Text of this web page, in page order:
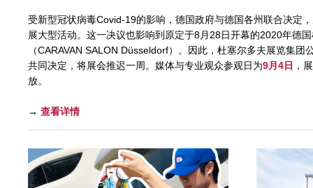
受新型冠状病毒Covid-19的影响，德国政府与德国各州联合决定
展大型活动。这一决议也影响到原定于8月28日开幕的2020年德
（CARAVAN SALON Düsseldorf）。因此，杜塞尔多夫展览集团
共同决定，将展会推迟一周。媒体与专业观众参观日为9月4日 ，
放。
→ 查看详情